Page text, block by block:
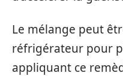
Le mélange peut
réfrigérateur pour
appliquant ce